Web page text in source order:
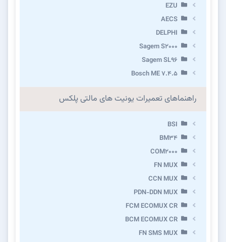
EZU
AECS
DELPHI
Sagem S2000
Sagem SL96
Bosch ME 7.4.5
راهنماهای تعمیرات یونیت های مالتی پلکس
BSI
BM34
COM2000
FN MUX
CCN MUX
PDN-DDN MUX
FCM ECOMUX CR
BCM ECOMUX CR
FN SMS MUX